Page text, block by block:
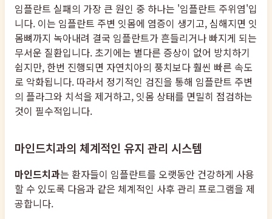
임플란트 실패의 가장 큰 원인 중 하나는 '임플란트 주위염'입
니다. 이는 임플란트 주변 잇몸에 염증이 생기고, 심해지면 잇
몸뼈까지 녹아내려 결국 임플란트가 흔들리거나 빠지게 되는
무서운 질환입니다. 초기에는 별다른 증상이 없어 방치하기
쉽지만, 한번 진행되면 자연치아의 풍치보다 훨씬 빠른 속도
로 악화됩니다. 따라서 정기적인 검진을 통해 임플란트 주변
의 플라그와 치석을 제거하고, 잇몸 상태를 면밀히 점검하는
것이 필수적입니다.
마인드치과의 체계적인 유지 관리 시스템
마인드치과는 환자들이 임플란트를 오랫동안 건강하게 사용
할 수 있도록 다음과 같은 체계적인 사후 관리 프로그램을 제
공합니다.